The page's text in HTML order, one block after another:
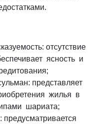
отсутствие
ясность и
представляет
жилья в
шариата;